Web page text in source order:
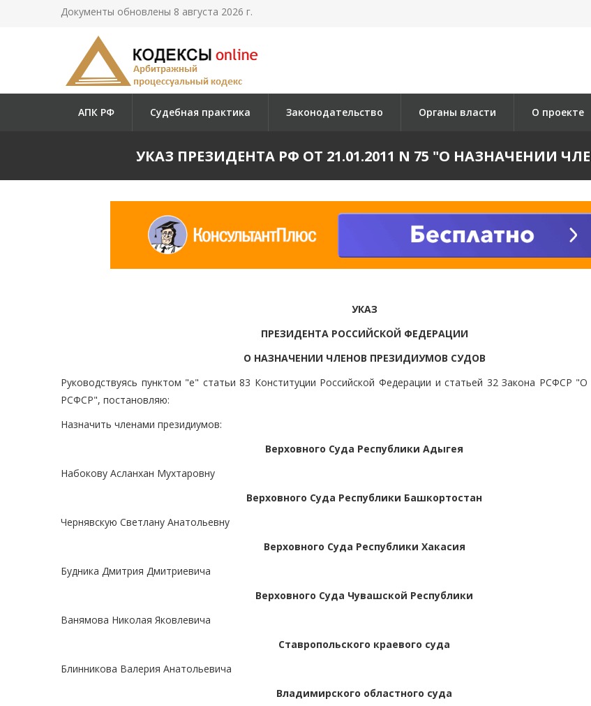
Документы обновлены 8 августа 2026 г.
АПК РФ Судебная практика Законодательство Органы власти О проекте
УКАЗ ПРЕЗИДЕНТА РФ ОТ 21.01.2011 N 75 "О НАЗНАЧЕНИИ
УКАЗ
ПРЕЗИДЕНТА РОССИЙСКОЙ ФЕДЕРАЦИИ
О НАЗНАЧЕНИИ ЧЛЕНОВ ПРЕЗИДИУМОВ СУДОВ
Руководствуясь пунктом "е" статьи 83 Конституции Российской Федерации и статьей 32 Закона РСФСР "О
РСФСР", постановляю:
Назначить членами президиумов:
Верховного Суда Республики Адыгея
Набокову Асланхан Мухтаровну
Верховного Суда Республики Башкортостан
Чернявскую Светлану Анатольевну
Верховного Суда Республики Хакасия
Будника Дмитрия Дмитриевича
Верховного Суда Чувашской Республики
Ванямова Николая Яковлевича
Ставропольского краевого суда
Блинникова Валерия Анатольевича
Владимирского областного суда